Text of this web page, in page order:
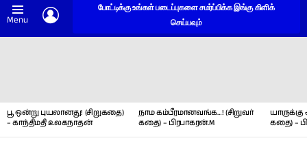
Menu
போட்டிக்கு உங்கள் படைப்புகளை சமர்ப்பிக்க இங்கு கிளிக்
செய்யவும்
பூ ஒன்று புயலானது! (சிறுகதை)
– காந்திமதி உலகநாதன்
நாம கம்பீரமானவங்க…! (சிறுவர்
கதை) – பிரபாகரன்.M
யாருக்கு
கதை) –